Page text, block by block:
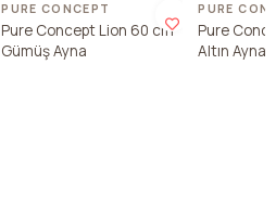
PURE CONCEPT
Pure Concept Lion 60 cm
Gümüş Ayna
PURE
Pure
Altın Ayna